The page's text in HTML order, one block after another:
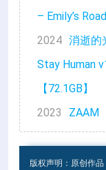
– Emily’s
2024 消逝的
Stay Human
【72.1GB】
2023
ZAAM
版权声明：原创作品